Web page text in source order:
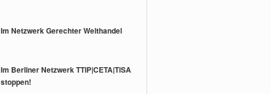
Im Netzwerk Gerechter Welthandel
Im Berliner Netzwerk TTIP|CETA|TiSA
stoppen!